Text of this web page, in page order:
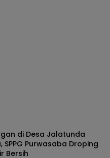
di Desa Jalatunda
SPPG Purwasaba Droping
Bersih